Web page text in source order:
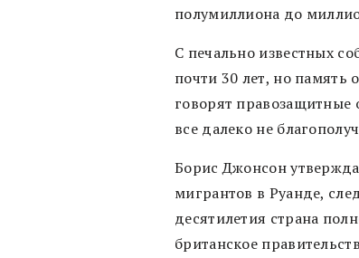
полумиллиона до
С печально известных
почти 30 лет, но память
говорят правозащитные
все далеко не
Борис Джонсон
мигрантов в Руанде,
десятилетия страна
британское